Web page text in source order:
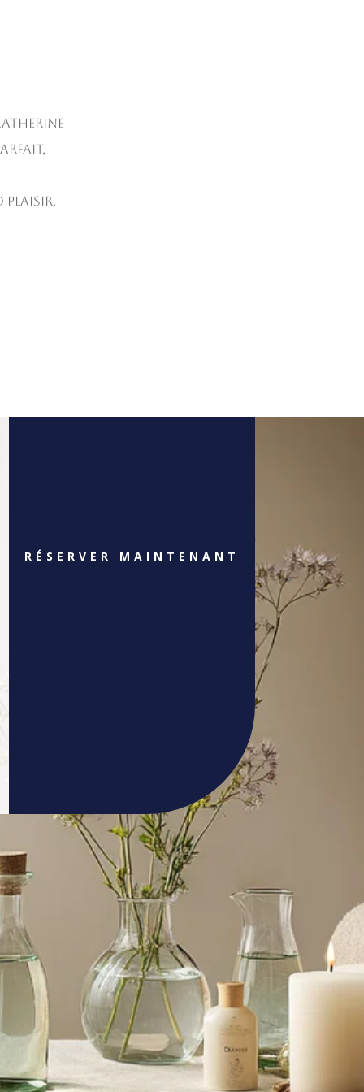
plaisir.
RÉSERVER MAINTENANT